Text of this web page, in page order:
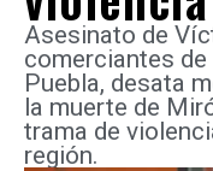
Asesinato de
comerciantes de
Puebla, desata
la muerte de
trama de
región.